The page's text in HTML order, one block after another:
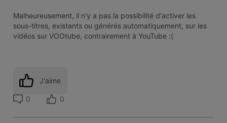
Malheureusement, il n'y a pas la possibilité d'activer les
sous-titres, existants ou générés automatiquement, sur les
vidéos sur VOOtube, contrairement à YouTube :(
J'aime
0 0